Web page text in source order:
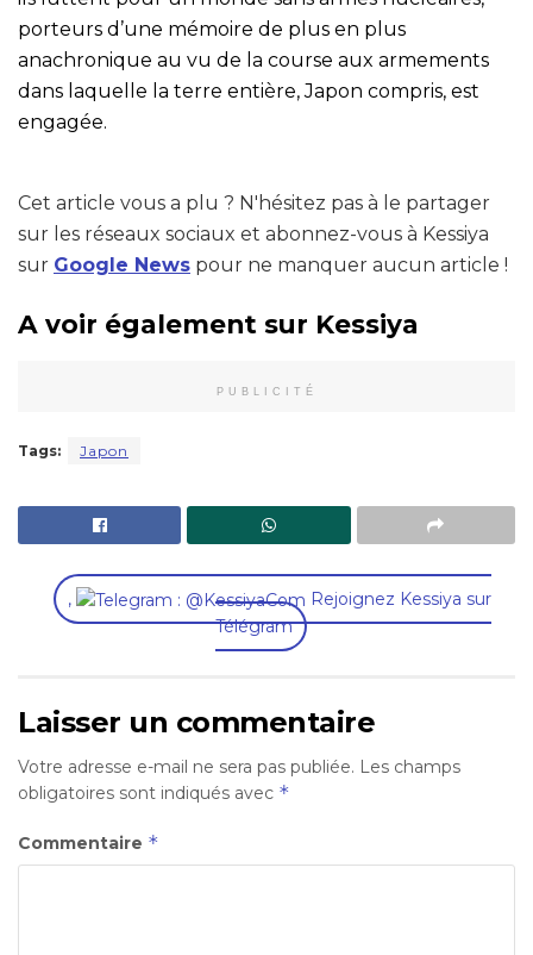
porteurs d’une mémoire de plus en plus
anachronique au vu de la course aux armements
dans laquelle la terre entière, Japon compris, est
engagée.
Cet article vous a plu ? N'hésitez pas à le partager
sur les réseaux sociaux et abonnez-vous à Kessiya
sur Google News pour ne manquer aucun article !
A voir également sur Kessiya
PUBLICITÉ
Tags: Japon
,
Rejoignez Kessiya sur
Télégram
Laisser un commentaire
Votre adresse e-mail ne sera pas publiée. Les champs
obligatoires sont indiqués avec *
Commentaire *